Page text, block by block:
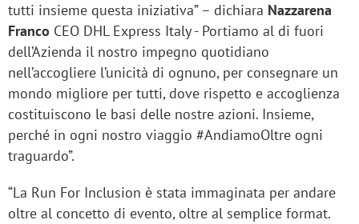
tutti insieme questa iniziativa” – dichiara Nazzarena
Franco CEO DHL Express Italy - Portiamo al di fuori
dell’Azienda il nostro impegno quotidiano
nell’accogliere l’unicità di ognuno, per consegnare un
mondo migliore per tutti, dove rispetto e accoglienza
costituiscono le basi delle nostre azioni. Insieme,
perché in ogni nostro viaggio #AndiamoOltre ogni
traguardo”.
“La Run For Inclusion è stata immaginata per andare
oltre al concetto di evento, oltre al semplice format.